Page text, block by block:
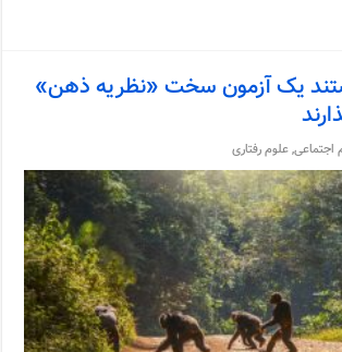
یک آزمون سخت «نظریه ذهن»
اجتماعی,علوم رفتاری